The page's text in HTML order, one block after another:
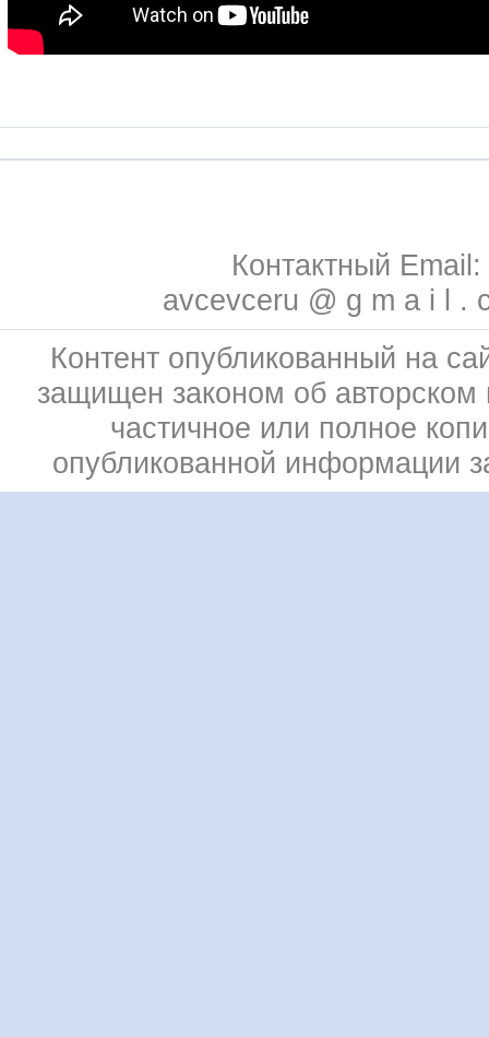
Контактный Email:
avcevceru @ g m a i l .
Контент опубликованный на
защищен законом об
частичное или полное
опубликованной информации